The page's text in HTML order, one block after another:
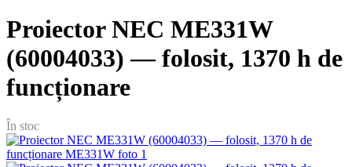
Proiector NEC ME331W
(60004033) — folosit, 1370 h de
funcționare
În stoc